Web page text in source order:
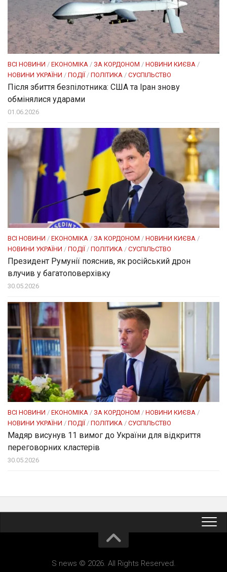
ВСІ НОВИНИ / ЕКОНОМІКА / ЗА КОРДОНОМ / НОВИНИ КИЄВА /
НОВИНИ УКРАЇНИ / ПОДІЇ/ ПОЛІТИКА / СУСПІЛЬСТВО
Після збиття безпілотника: США та Іран знову
обмінялися ударами
01.06.2026
ВСІ НОВИНИ / ЕКОНОМІКА / ЗА КОРДОНОМ / НОВИНИ КИЄВА /
НОВИНИ УКРАЇНИ / ПОДІЇ/ ПОЛІТИКА / СУСПІЛЬСТВО
Президент Румунії пояснив, як російський дрон
влучив у багатоповерхівку
30.05.2026
ВСІ НОВИНИ / ЕКОНОМІКА / ЗА КОРДОНОМ / НОВИНИ КИЄВА /
НОВИНИ УКРАЇНИ / ПОДІЇ/ ПОЛІТИКА / СУСПІЛЬСТВО
Мадяр висунув 11 вимог до України для відкриття
переговорних кластерів
30.05.2026
S news © 2026. All Rights Reserved.